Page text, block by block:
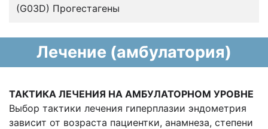
(G03D) Прогестагены
Лечение (амбулатория)
ТАКТИКА ЛЕЧЕНИЯ НА АМБУЛАТОРНОМ УРОВНЕ
Выбор тактики лечения гиперплазии эндометрия
зависит от возраста пациентки, анамнеза, степени